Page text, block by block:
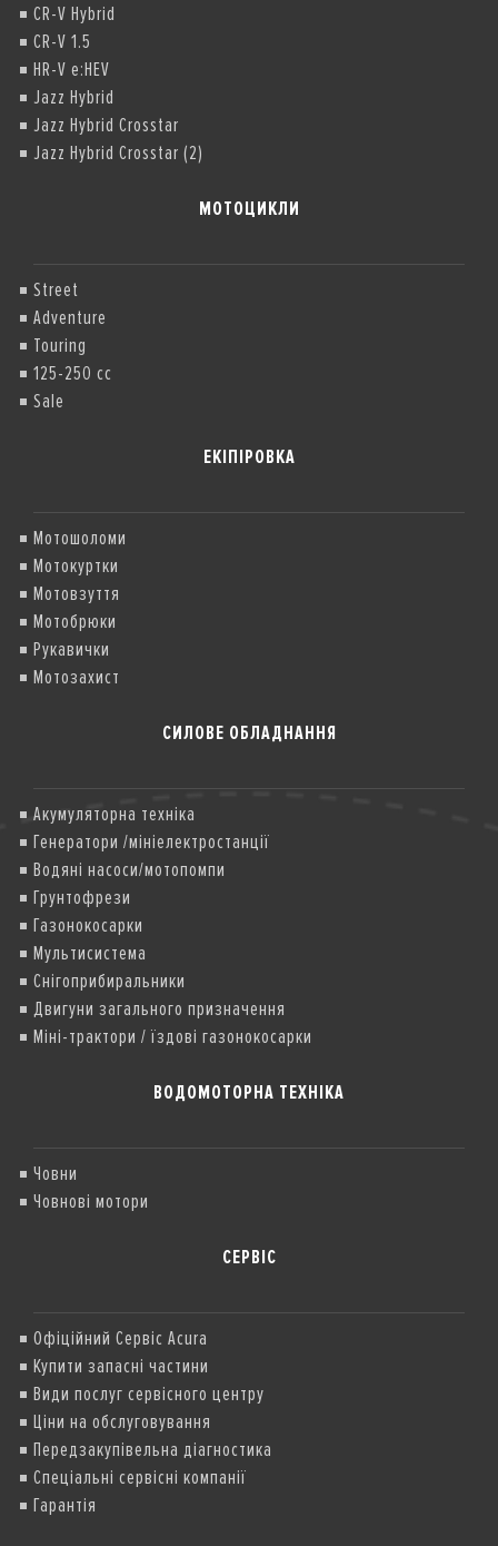
CR-V Hybrid
CR-V 1.5
HR-V e:HEV
Jazz Hybrid
Jazz Hybrid Crosstar
Jazz Hybrid Crosstar (2)
МОТОЦИКЛИ
Street
Adventure
Touring
125-250 cc
Sale
ЕКІПІРОВКА
Мотошоломи
Мотокуртки
Мотовзуття
Мотобрюки
Рукавички
Мотозахист
СИЛОВЕ ОБЛАДНАННЯ
Акумуляторна техніка
Генератори /мініелектростанції
Водяні насоси/мотопомпи
Грунтофрези
Газонокосарки
Мультисистема
Снігоприбиральники
Двигуни загального призначення
Міні-трактори / їздові газонокосарки
ВОДОМОТОРНА ТЕХНІКА
Човни
Човнові мотори
СЕРВІС
Офіційний Сервіс Acura
Купити запасні частини
Види послуг сервісного центру
Ціни на обслуговування
Передзакупівельна діагностика
Спеціальні сервісні компанії
Гарантія